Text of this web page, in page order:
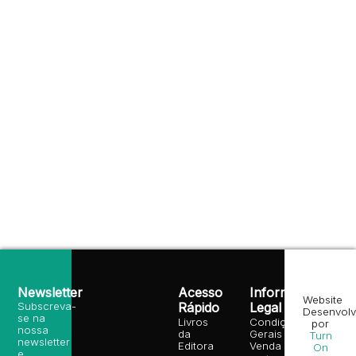
Acesso
Rápido
Livros
da
Editora
Informação
Legal
Condições
Gerais de
Venda
Newsletter
Subscreva-
se na
nossa
newsletter
e
Website
por
Turn
On